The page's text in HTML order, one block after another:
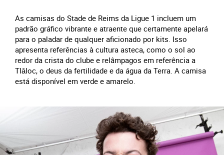
As camisas do Stade de Reims da Ligue 1 incluem um
padrão gráfico vibrante e atraente que certamente apelará
para o paladar de qualquer aficionado por kits. Isso
apresenta referências à cultura asteca, como o sol ao
redor da crista do clube e relâmpagos em referência a
Tlāloc, o deus da fertilidade e da água da Terra. A camisa
está disponível em verde e amarelo.